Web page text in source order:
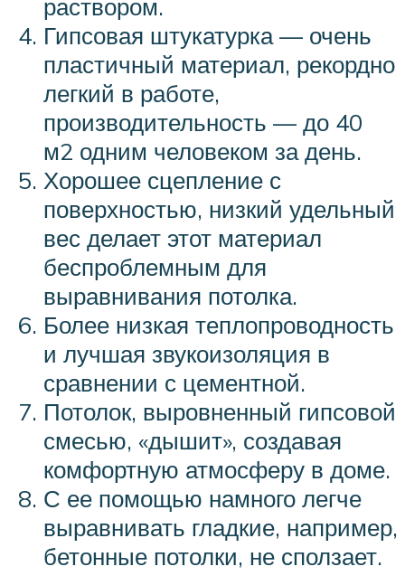
раствором.
Гипсовая штукатурка — очень
пластичный материал, рекордно
легкий в работе,
производительность — до 40
м2 одним человеком за день.
Хорошее сцепление с
поверхностью, низкий удельный
вес делает этот материал
беспроблемным для
выравнивания потолка.
Более низкая теплопроводность
и лучшая звукоизоляция в
сравнении с цементной.
Потолок, выровненный гипсовой
смесью, «дышит», создавая
комфортную атмосферу в доме.
С ее помощью намного легче
выравнивать гладкие, например,
бетонные потолки, не сползает.